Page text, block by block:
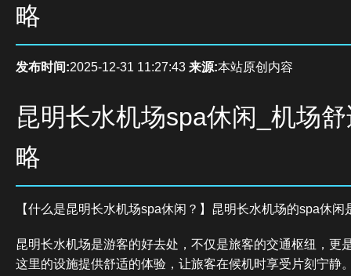
略
发布时间:2025-12-31 11:27:43 来源:本站原创内容
昆明长水机场spa休闲_机场
略
【什么是昆明长水机场spa休闲？】昆明长水机场的spa休
昆明长水机场是游客的好去处，不仅是旅客的交通枢纽，更
这里的设施提供舒适的体验，让旅客在候机时享受片刻宁静